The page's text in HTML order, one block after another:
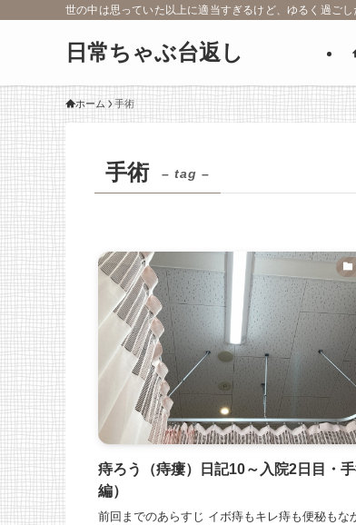
世の中は思っていた以上に適当すぎるけど、ゆるく過ご
日常ちゃぶ台返し
ホーム 手術
手術 – tag –
痔ろう（痔瘻）日記10～入院2日目・
編）
前回までのあらすじ イボ痔もキレ痔も便秘もな